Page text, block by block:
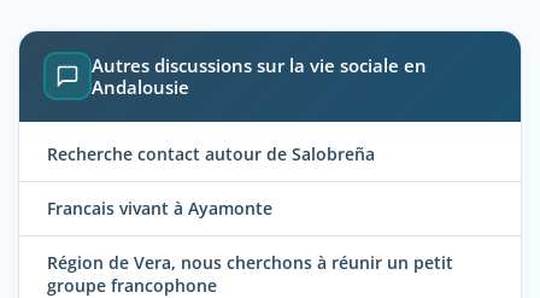
Autres discussions sur la vie sociale en
Andalousie
Recherche contact autour de Salobreña
Francais vivant à Ayamonte
Région de Vera, nous cherchons à réunir un petit
groupe francophone